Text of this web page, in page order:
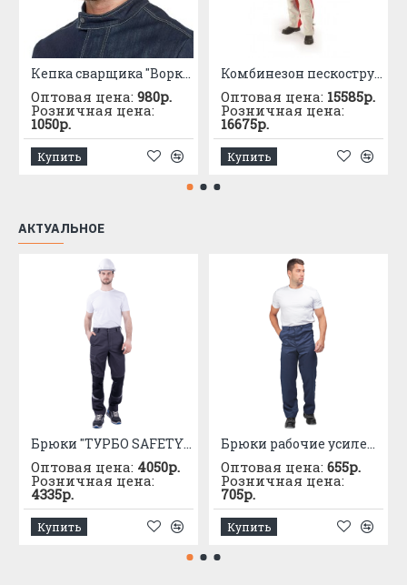
Кепка сварщика "Воркшоп"
Оптовая цена: 980р.
Розничная цена:
1050р.
Купить
Комбинезон пескоструйщика
Оптовая цена: 15585р.
Розничная цена:
16675р.
Купить
АКТУАЛЬНОЕ
Брюки "ТУРБО SAFETY" цв. серый-черный
Оптовая цена: 4050р.
Розничная цена:
4335р.
Купить
Брюки рабочие усиленные
Оптовая цена: 655р.
Розничная цена:
705р.
Купить